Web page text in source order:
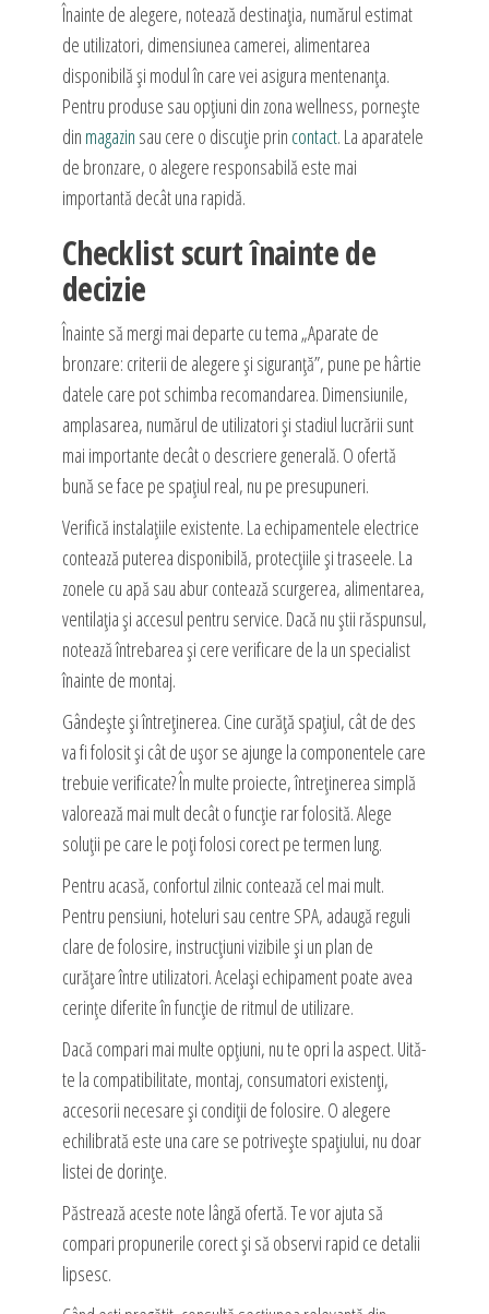
Înainte de alegere, notează destinația, numărul estimat
de utilizatori, dimensiunea camerei, alimentarea
disponibilă și modul în care vei asigura mentenanța.
Pentru produse sau opțiuni din zona wellness, pornește
din magazin sau cere o discuție prin contact. La aparatele
de bronzare, o alegere responsabilă este mai
importantă decât una rapidă.
Checklist scurt înainte de
decizie
Înainte să mergi mai departe cu tema „Aparate de
bronzare: criterii de alegere și siguranță”, pune pe hârtie
datele care pot schimba recomandarea. Dimensiunile,
amplasarea, numărul de utilizatori și stadiul lucrării sunt
mai importante decât o descriere generală. O ofertă
bună se face pe spațiul real, nu pe presupuneri.
Verifică instalațiile existente. La echipamentele electrice
contează puterea disponibilă, protecțiile și traseele. La
zonele cu apă sau abur contează scurgerea, alimentarea,
ventilația și accesul pentru service. Dacă nu știi răspunsul,
notează întrebarea și cere verificare de la un specialist
înainte de montaj.
Gândește și întreținerea. Cine curăță spațiul, cât de des
va fi folosit și cât de ușor se ajunge la componentele care
trebuie verificate? În multe proiecte, întreținerea simplă
valorează mai mult decât o funcție rar folosită. Alege
soluții pe care le poți folosi corect pe termen lung.
Pentru acasă, confortul zilnic contează cel mai mult.
Pentru pensiuni, hoteluri sau centre SPA, adaugă reguli
clare de folosire, instrucțiuni vizibile și un plan de
curățare între utilizatori. Același echipament poate avea
cerințe diferite în funcție de ritmul de utilizare.
Dacă compari mai multe opțiuni, nu te opri la aspect. Uită-
te la compatibilitate, montaj, consumatori existenți,
accesorii necesare și condiții de folosire. O alegere
echilibrată este una care se potrivește spațiului, nu doar
listei de dorințe.
Păstrează aceste note lângă ofertă. Te vor ajuta să
compari propunerile corect și să observi rapid ce detalii
lipsesc.